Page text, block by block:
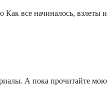
Как все начиналось, взлеты и
А пока прочитайте мою